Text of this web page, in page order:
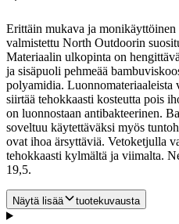
Erittäin mukava ja
valmistettu North Outdoorin
Materiaalin ulkopinta on
ja sisäpuoli pehmeää
polyamidia. Luonnomateriaaleista
siirtää tehokkaasti kosteutta pois
on luonnostaan antibakteerinen.
soveltuu käytettäväksi myös
ovat ihoa ärsyttäviä. Vetoketjulla
tehokkaasti kylmältä ja viimalta.
19,5.
Näytä lisää tuotekuvausta